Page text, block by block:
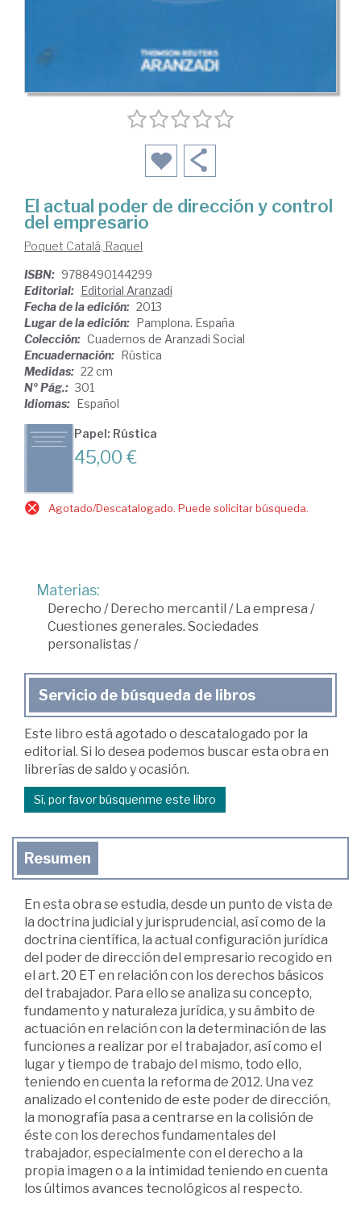
El actual poder de dirección y control
del empresario
Poquet Catalá, Raquel
ISBN: 9788490144299
Editorial: Editorial Aranzadi
Fecha de la edición: 2013
Lugar de la edición: Pamplona. España
Colección: Cuadernos de Aranzadi Social
Encuadernación: Rústica
Medidas: 22 cm
Nº Pág.: 301
Idiomas: Español
Papel: Rústica
45,00 €
Agotado/Descatalogado. Puede solicitar búsqueda.
Materias:
Derecho / Derecho mercantil / La empresa /
Cuestiones generales. Sociedades
personalistas/
Servicio de búsqueda de libros
Este libro está agotado o descatalogado por la
editorial. Si lo desea podemos buscar esta obra en
librerías de saldo y ocasión.
Sí, por favor búsquenme este libro
Resumen
En esta obra se estudia, desde un punto de vista de
la doctrina judicial y jurisprudencial, así como de la
doctrina científica, la actual configuración jurídica
del poder de dirección del empresario recogido en
el art. 20 ET en relación con los derechos básicos
del trabajador. Para ello se analiza su concepto,
fundamento y naturaleza jurídica, y su ámbito de
actuación en relación con la determinación de las
funciones a realizar por el trabajador, así como el
lugar y tiempo de trabajo del mismo, todo ello,
teniendo en cuenta la reforma de 2012. Una vez
analizado el contenido de este poder de dirección,
la monografía pasa a centrarse en la colisión de
éste con los derechos fundamentales del
trabajador, especialmente con el derecho a la
propia imagen o a la intimidad teniendo en cuenta
los últimos avances tecnológicos al respecto.